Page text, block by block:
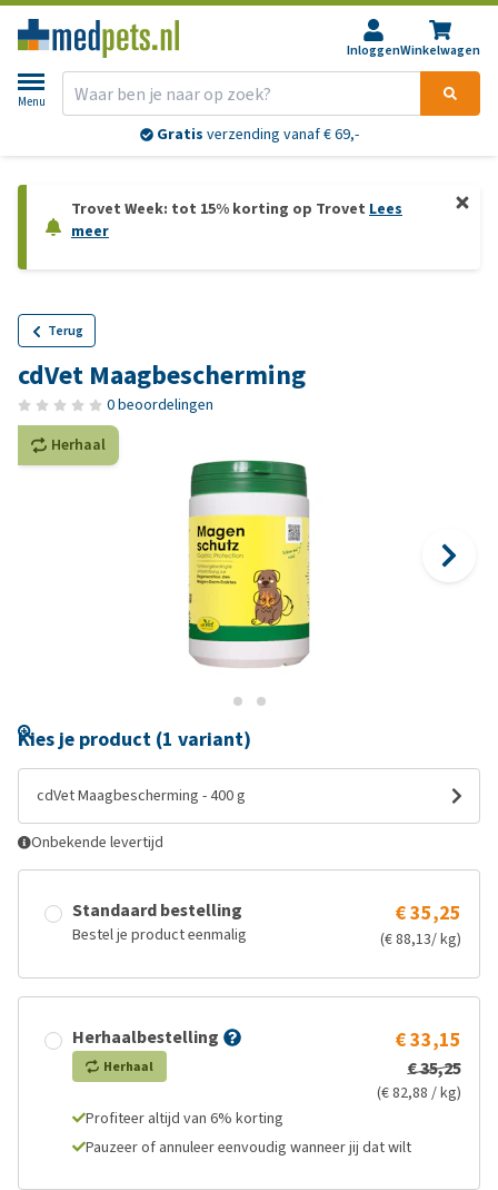
InloggenWinkelwagen
Menu
Gratis verzending vanaf € 69,-
Trovet Week: tot 15% korting op Trovet Lees
meer
Terug
cdVet Maagbescherming
0 beoordelingen
Herhaal
Kies je product (1 variant)
cdVet Maagbescherming - 400 g
Onbekende levertijd
Standaard bestelling
Bestel je product eenmalig
€ 35,25
(€ 88,13/ kg)
Herhaalbestelling
Herhaal
€ 33,15
€ 35,25
(€ 82,88 / kg)
Profiteer altijd van 6% korting
Pauzeer of annuleer eenvoudig wanneer jij dat wilt